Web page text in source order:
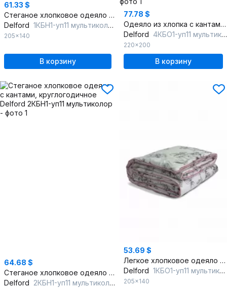
61.33 $
Стеганое хлопковое одеяло с кантами, круглогодичное
Delford 1КБН1-уп11 мультиколор
205x140
В корзину
77.78 $
Одеяло из хлопка с кантами и ручками, мультиколор, лёгкое
Delford 4КБО1-уп11 мультиколор
220x200
В корзину
64.68 $
Стеганое хлопковое одеяло с кантами, круглогодичное
Delford 2КБН1-уп11 мультиколор
53.69 $
Легкое хлопковое одеяло с кантами, круглый год
Delford 1КБО1-уп11 мультиколор
205x140